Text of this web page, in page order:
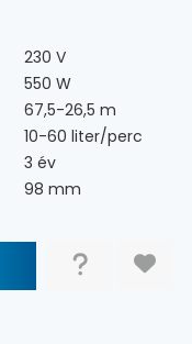
230 V
550 W
67,5-26,5 m
10-60 liter/perc
3 év
98 mm